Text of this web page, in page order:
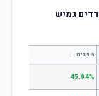
גמיש
3 שנים ↕
45.94%